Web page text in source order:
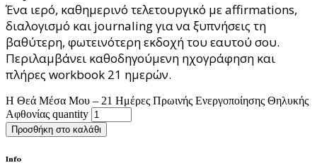
Ένα ιερό, καθημερινό τελετουργικό με affirmations,
διαλογισμό και journaling για να ξυπνήσεις τη
βαθύτερη, φωτεινότερη εκδοχή του εαυτού σου.
Περιλαμβάνει καθοδηγούμενη ηχογράφηση και
πλήρες workbook 21 ημερών.
Η Θεά Μέσα Μου – 21 Ημέρες Πρωινής Ενεργοποίησης Θηλυκής
Αφθονίας quantity
Προσθήκη στο καλάθι
Info